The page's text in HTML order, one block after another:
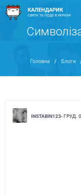
КАЛЕНДАРИК
СВЯТА ТА ПОДІЇ В УКРАЇНІ
Головна / Блоги
INSTABIN123- ГРУД.